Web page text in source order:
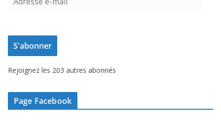
e
s
e
-
m
S'abonner
Rejoignez les 203 autres abonnés
Page Facebook